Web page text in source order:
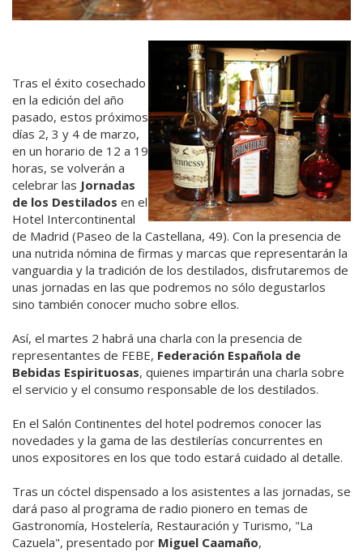
Tras el éxito cosechado
en la edición del año
pasado, estos próximos
días 2, 3 y 4 de marzo,
en un horario de 12 a 19
horas, se volverán a
celebrar las Jornadas
de los Destilados en el
Hotel Intercontinental
de Madrid (Paseo de la Castellana, 49). Con la presencia de
una nutrida nómina de firmas y marcas que representarán la
vanguardia y la tradición de los destilados, disfrutaremos de
unas jornadas en las que podremos no sólo degustarlos
sino también conocer mucho sobre ellos.
Así, el martes 2 habrá una charla con la presencia de
representantes de FEBE, Federación Española de
Bebidas Espirituosas, quienes impartirán una charla sobre
el servicio y el consumo responsable de los destilados.
En el Salón Continentes del hotel podremos conocer las
novedades y la gama de las destilerías concurrentes en
unos expositores en los que todo estará cuidado al detalle.
Tras un cóctel dispensado a los asistentes a las jornadas, se
dará paso al programa de radio pionero en temas de
Gastronomía, Hostelería, Restauración y Turismo, "La
Cazuela", presentado por Miguel Caamaño,